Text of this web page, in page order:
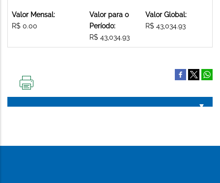
Valor Mensal:
R$ 0.00
Valor para o
Período:
R$ 43,034.93
Valor Global:
R$ 43,034.93
PÁGINA